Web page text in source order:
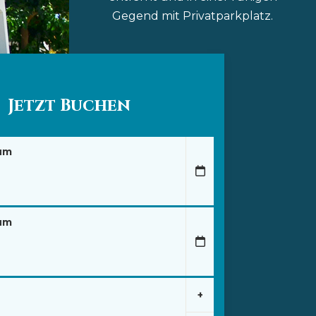
Gegend mit Privatparkplatz.
Jetzt Buchen
+